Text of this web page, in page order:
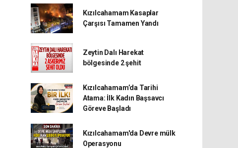
Kızılcahamam Kasaplar
Çarşısı Tamamen Yandı
Zeytin Dalı Harekat
bölgesinde 2 şehit
Kızılcahamam’da Tarihi
Atama: İlk Kadın Başsavcı
Göreve Başladı
Kızılcahamam'da Devre mülk
Operasyonu